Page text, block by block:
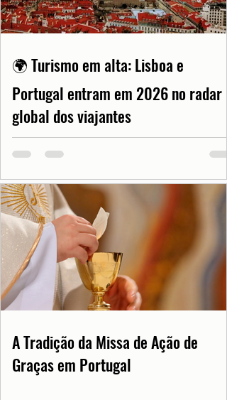
🌍 Turismo em alta: Lisboa e
Portugal entram em 2026 no radar
global dos viajantes
A Tradição da Missa de Ação de
Graças em Portugal